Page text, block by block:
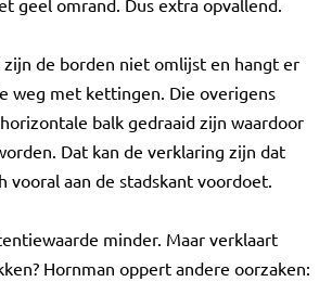
geel omrand. Dus extra opvallend.
zijn de borden niet omlijst en hangt er
weg met kettingen. Die overigens
balk gedraaid zijn waardoor
Dat kan de verklaring zijn dat
vooral aan de stadskant voordoet.
minder. Maar verklaart
Hornman oppert andere oorzaken: